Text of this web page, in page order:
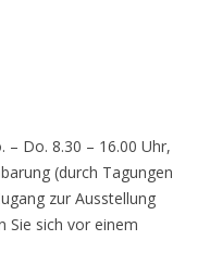
– Do. 8.30 – 16.00 Uhr,
(durch Tagungen
zur Ausstellung
Sie sich vor einem